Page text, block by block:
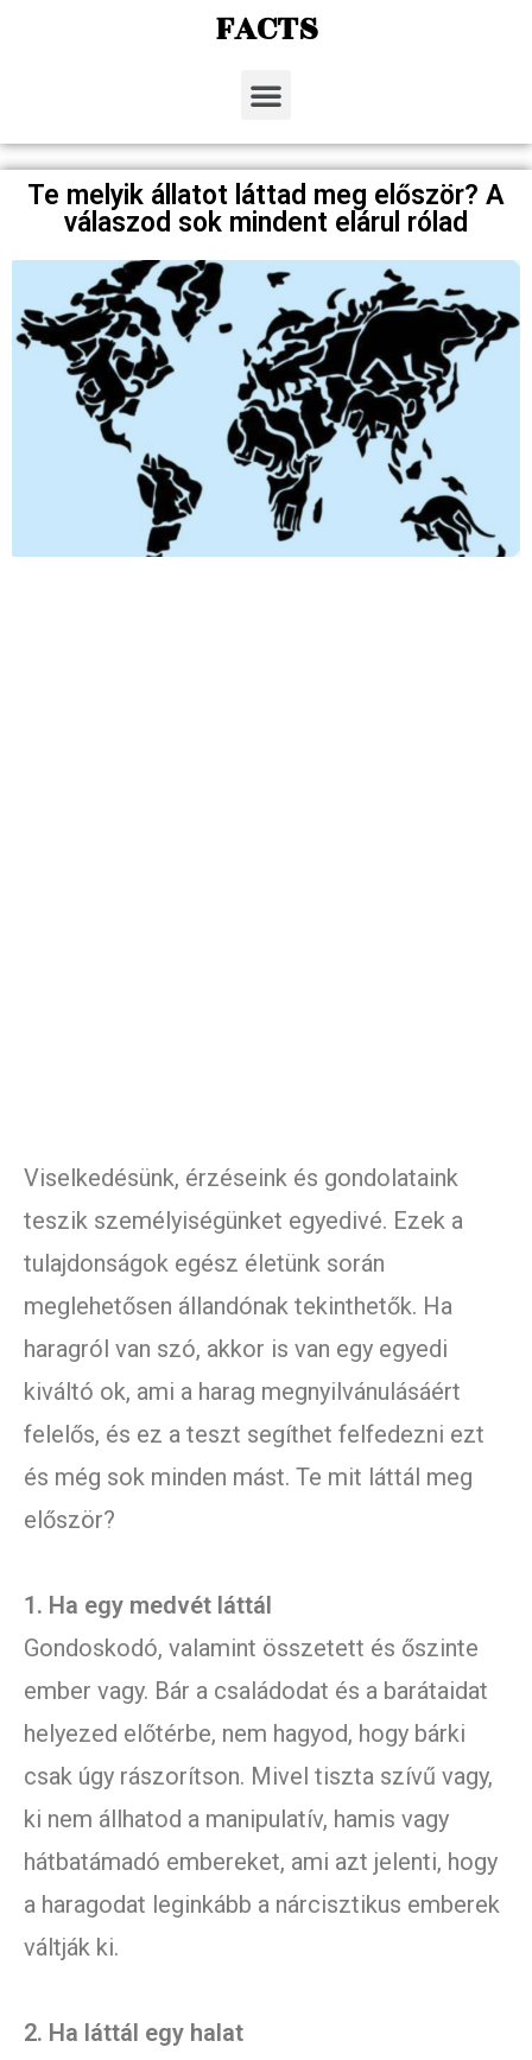
FACTS
Te melyik állatot láttad meg először? A
válaszod sok mindent elárul rólad
Viselkedésünk, érzéseink és gondolataink
teszik személyiségünket egyedivé. Ezek a
tulajdonságok egész életünk során
meglehetősen állandónak tekinthetők. Ha
haragról van szó, akkor is van egy egyedi
kiváltó ok, ami a harag megnyilvánulásáért
felelős, és ez a teszt segíthet felfedezni ezt
és még sok minden mást. Te mit láttál meg
először?
1. Ha egy medvét láttál
Gondoskodó, valamint összetett és őszinte
ember vagy. Bár a családodat és a barátaidat
helyezed előtérbe, nem hagyod, hogy bárki
csak úgy rászorítson. Mivel tiszta szívű vagy,
ki nem állhatod a manipulatív, hamis vagy
hátbatámadó embereket, ami azt jelenti, hogy
a haragodat leginkább a nárcisztikus emberek
váltják ki.
2. Ha láttál egy halat